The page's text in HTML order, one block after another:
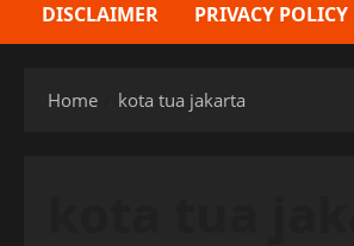
DISCLAIMER PRIVACY POLICY
Home kota tua jakarta